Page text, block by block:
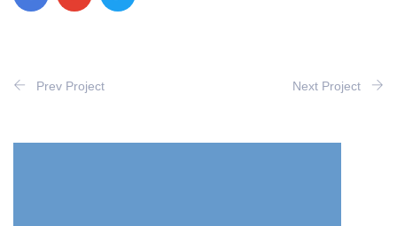
Prev Project Next Project